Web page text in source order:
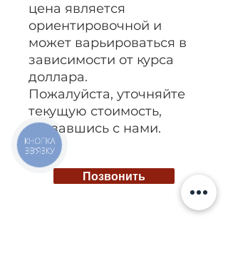
цена является
ориентировочной и
может варьироваться в
зависимости от курса
доллара.
Пожалуйста, уточняйте
текущую стоимость,
связавшись с нами.
Позвонить
КНОПКА
ЗВ'ЯЗКУ